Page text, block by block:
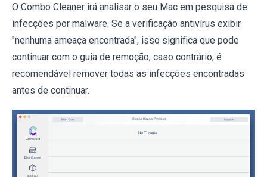
O Combo Cleaner irá analisar o seu Mac em pesquisa de
infecções por malware. Se a verificação antivírus exibir
"nenhuma ameaça encontrada", isso significa que pode
continuar com o guia de remoção, caso contrário, é
recomendável remover todas as infecções encontradas
antes de continuar.